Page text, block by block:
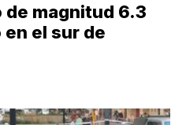
magnitud 6.3
en el sur de